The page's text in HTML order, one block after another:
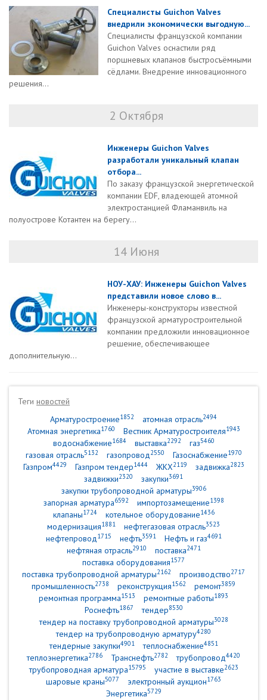
Специалисты Guichon Valves
внедрили экономически выгодную...
Специалисты французской компании
Guichon Valves оснастили ряд
поршневых клапанов быстросъёмными
сёдлами. Внедрение инновационного
решения...
2 Октября
Инженеры Guichon Valves
разработали уникальный клапан
отбора...
По заказу французской энергетической
компании EDF, владеющей атомной
электростанцией Фламанвиль на
полуострове Котантен на берегу...
14 Июня
НОУ-ХАУ: Инженеры Guichon Valves
представили новое слово в...
Инженеры-конструкторы известной
французской арматуростроительной
компании предложили инновационное
решение, обеспечивающее
дополнительную...
Теги новостей
Арматуростроение1852 атомная отрасль2494
Атомная энергетика1760 Вестник Арматуростроителя1943
водоснабжение1684 выставка2292 газ5460
газовая отрасль5132 газопровод2550 Газоснабжение1970
Газпром4429 Газпром тендер1444 ЖКХ2119 задвижка2823
задвижки2320 закупки3691
закупки трубопроводной арматуры3906
запорная арматура6592 импортозамещение1398
клапаны1724 котельное оборудование1436
модернизация1881 нефтегазовая отрасль3523
нефтепровод1715 нефть3591 Нефть и газ4691
нефтяная отрасль2910 поставка2471
поставка оборудования1577
поставка трубопроводной арматуры2162 производство2717
промышленность2738 реконструкция1562 ремонт3859
ремонтная программа1513 ремонтные работы1893
Роснефть1867 тендер8530
тендер на поставку трубопроводной арматуры3028
тендер на трубопроводную арматуру4280
тендерные закупки4901 теплоснабжение4851
теплоэнергетика2786 Транснефть2782 трубопровод4420
трубопроводная арматура15795 участие в выставке2623
шаровые краны5077 электронный аукцион1763
Энергетика5729